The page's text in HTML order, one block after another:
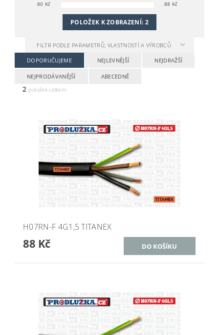
80 Kč 88 Kč
POLOŽEK K ZOBRAZENÍ: 2
FILTR PODLE PARAMETRŮ, VLASTNOSTÍ A VÝROBCŮ
DOPORUČUJEME NEJLEVNĚJŠÍ NEJDRAŽŠÍ
NEJPRODÁVANĚJŠÍ ABECEDNĚ
2 položek celkem
H07RN-F 4G1,5 TITANEX
88 Kč